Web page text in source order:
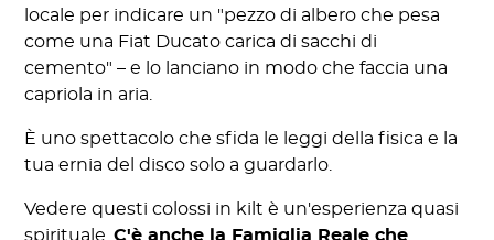
locale per indicare un "pezzo di albero che pesa
come una Fiat Ducato carica di sacchi di
cemento" – e lo lanciano in modo che faccia una
capriola in aria.
È uno spettacolo che sfida le leggi della fisica e la
tua ernia del disco solo a guardarlo.
Vedere questi colossi in kilt è un'esperienza quasi
spirituale.C'è anche la Famiglia Reale che